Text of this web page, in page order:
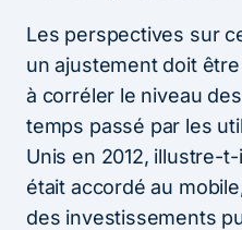
Les perspectives sur
un ajustement doit
à corréler le niveau
temps passé par les
Unis en 2012, illustre-
était accordé au
des investissements